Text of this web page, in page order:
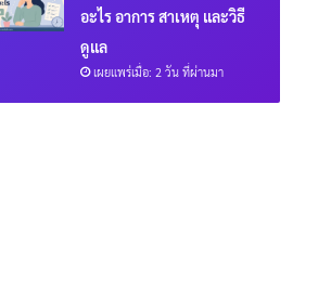
อะไร อาการ สาเหตุ และวิธี
ดูแล
เผยแพร่เมื่อ: 2 วัน ที่ผ่านมา